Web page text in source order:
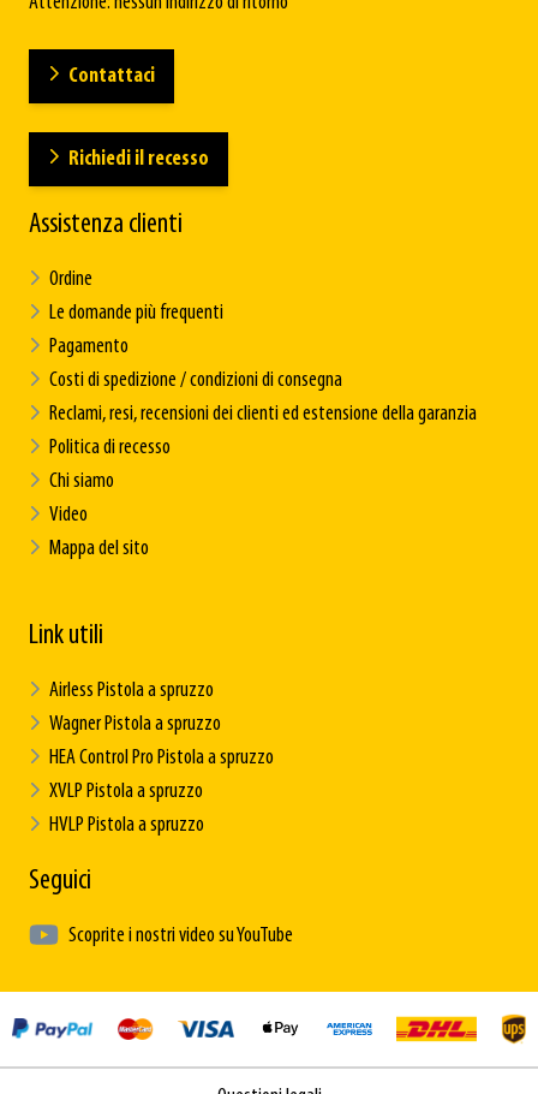
Contattaci
Richiedi il recesso
Assistenza clienti
Ordine
Le domande più frequenti
Pagamento
Costi di spedizione / condizioni di consegna
Reclami, resi, recensioni dei clienti ed estensione della garanzia
Politica di recesso
Chi siamo
Video
Mappa del sito
Link utili
Airless Pistola a spruzzo
Wagner Pistola a spruzzo
HEA Control Pro Pistola a spruzzo
XVLP Pistola a spruzzo
HVLP Pistola a spruzzo
Seguici
Scoprite i nostri video su YouTube